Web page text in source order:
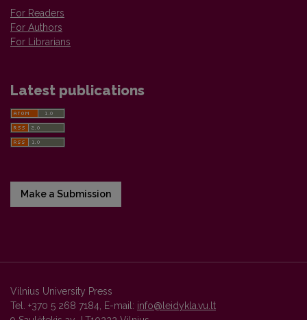
For Readers
For Authors
For Librarians
Latest publications
Make a Submission
Vilnius University Press
Tel. +370 5 268 7184, E-mail: info@leidykla.vu.lt